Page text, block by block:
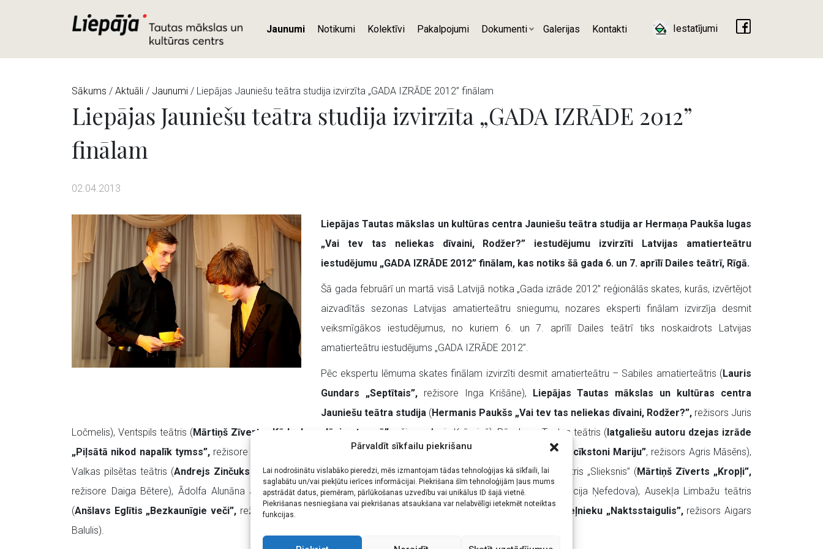
Pārvaldīt sīkfailu piekrišanu
Lai nodrošinātu vislabāko pieredzi, mēs izmantojam tādas tehnoloģijas kā sīkfaili, lai
saglabātu un/vai piekļūtu ierīces informācijai. Piekrišana šīm tehnoloģijām ļaus mums
apstrādāt datus, piemēram, pārlūkošanas uzvedību vai unikālus ID šajā vietnē.
Piekrišanas nesniegšana vai piekrišanas atsaukšana var nelabvēlīgi ietekmēt noteiktas
funkcijas.
Jaunumi Notikumi Kolektīvi Pakalpojumi Dokumenti Galerijas Kontakti Iestatījumi
Sākums / Aktuāli / Jaunumi / Liepājas Jauniešu teātra studija izvirzīta „GADA IZRĀDE 2012” finālam
Liepājas Jauniešu teātra studija izvirzīta „GADA IZRĀDE 2012”
finālam
02.04.2013
Liepājas Tautas mākslas un kultūras centra Jauniešu teātra studija ar Hermaņa Paukša lugas
„Vai tev tas neliekas dīvaini, Rodžer?” iestudējumu izvirzīti Latvijas amatierteātru
iestudējumu „GADA IZRĀDE 2012” finālam, kas notiks šā gada 6. un 7. aprīlī Dailes teātrī, Rīgā.
Šā gada februārī un martā visā Latvijā notika „Gada izrāde 2012” reģionālās skates, kurās, izvērtējot
aizvadītās sezonas Latvijas amatierteātru sniegumu, nozares eksperti finālam izvirzīja desmit
veiksmīgākos iestudējumus, no kuriem 6. un 7. aprīlī Dailes teātrī tiks noskaidrots Latvijas
amatierteātru iestudējums „GADA IZRĀDE 2012”.
Pēc ekspertu lēmuma skates finālam izvirzīti desmit amatierteātru – Sabiles amatierteātris (Lauris
Gundars „Septītais”, režisore Inga Krišāne), Liepājas Tautas mākslas un kultūras centra
Jauniešu teātra studija (Hermanis Paukšs „Vai tev tas neliekas dīvaini, Rodžer?”, režisors Juris
Ločmelis), Ventspils teātris (Mārtiņš Zīverts „Kāds, kas slēpjas tumsā” režisors Agris Krūmiņš), Rēzeknes Tautas teātris (latgaliešu autoru dzejas izrāde
„Piļsātā nikod napalīk tymss”,režisore Māra Zaļaiskalns), Smiltenes Tautas teātris (Gunita Groša „Leģenda par cīkstoni Mariju”, režisors Agris Māsēns),
Valkas pilsētas teātris (Andrejs Zinčuks „Mērkaķīte”, režisors Aivars Ikšelis), U. Sedlenieka Alūksnes Tautas teātris „Slieksnis” (Mārtiņš Zīverts „Kropļi”,
režisore Daiga Bētere), Ādolfa Alunāna Jelgavas teātris (Mārtiņš Zīverts „Minhauzena precības”,režisore Lūcija Ņefedova), Ausekļa Limbažu teātris
(Anšlavs Eglītis „Bezkaunīgie veči”, režisore Inta Kalniņa) un Jūrmalas teātris ( muzikāls stāsts par Jāni Ziemeļnieku „Naktsstaigulis”, režisors Aigars
Balulis).